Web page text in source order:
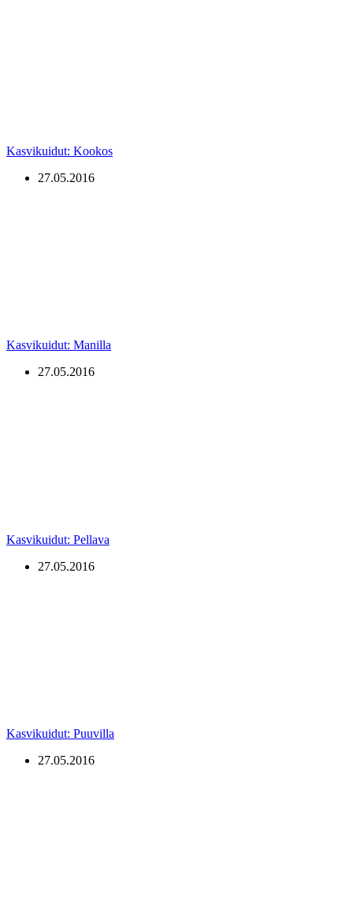
Kasvikuidut: Kookos
27.05.2016
Kasvikuidut: Manilla
27.05.2016
Kasvikuidut: Pellava
27.05.2016
Kasvikuidut: Puuvilla
27.05.2016